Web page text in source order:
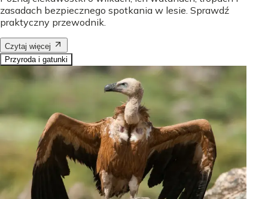
zasadach bezpiecznego spotkania w lesie. Sprawdź
praktyczny przewodnik.
Czytaj więcej
Przyroda i gatunki